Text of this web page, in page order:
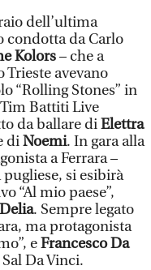
dell’ultima
condotta da Carlo
Kolors– che a
Trieste avevano
“Rolling Stones” in
Battiti Live
da ballare diElettra
diNoemi. In gara alla
a Ferrara –
pugliese, si esibirà
“Al mio paese”,
Delia. Sempre legato
ma protagonista
eFrancesco Da
Da Vinci.